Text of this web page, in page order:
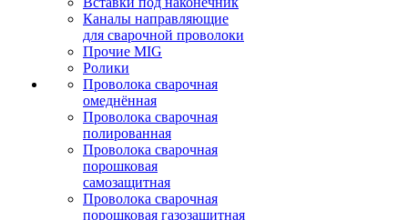
Каналы направляющие
для сварочной проволоки
Прочие MIG
Ролики
Проволока сварочная
омеднённая
Проволока сварочная
полированная
Проволока сварочная
порошковая
самозащитная
Проволока сварочная
порошковая газозащитная